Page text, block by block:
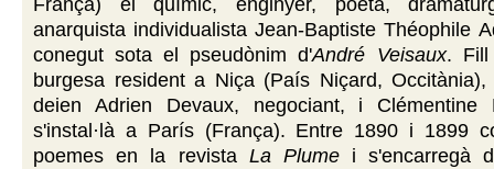
França) el químic, enginyer, poeta,
anarquista individualista Jean-Baptiste Théophile
conegut sota el pseudònim d'André Veisaux. Fill
burgesa resident a Niça (País Niçard,
deien Adrien Devaux, negociant, i
s'instal·là a París (França). Entre 1890 i 1899
poemes en la revista La Plumei s'encarregà